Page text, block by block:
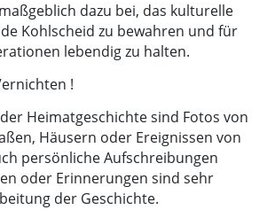
dazu bei, das kulturelle
Kohlscheid zu bewahren und für
lebendig zu halten.
!
Heimatgeschichte sind Fotos von
Häusern oder Ereignissen von
persönliche Aufschreibungen
oder Erinnerungen sind sehr
der Geschichte.